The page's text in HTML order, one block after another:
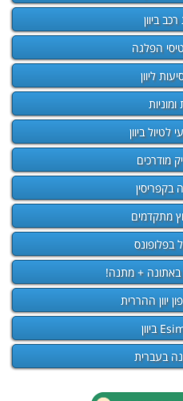
ביוון
הפלגה
ליוון
לטיול ביוון
מודרכים
בקפריסין
מתקדמים
בפלופונס
באתונה + מתנה!
יוון ההררית
בעברית